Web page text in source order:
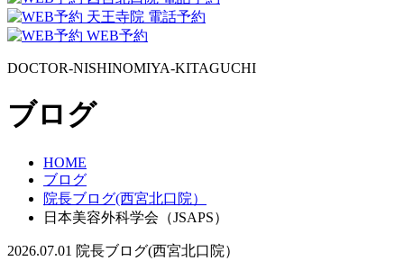
天王寺院 電話予約
WEB予約
DOCTOR-NISHINOMIYA-KITAGUCHI
ブログ
HOME
ブログ
院長ブログ(西宮北口院）
日本美容外科学会（JSAPS）
2026.07.01 院長ブログ(西宮北口院）